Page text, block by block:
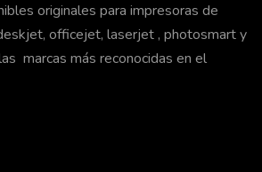
originales para impresoras de
officejet, laserjet , photosmart y
marcas más reconocidas en el